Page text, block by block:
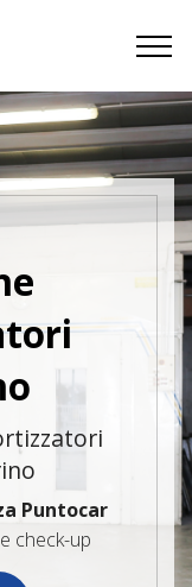
Puntocar
check-up